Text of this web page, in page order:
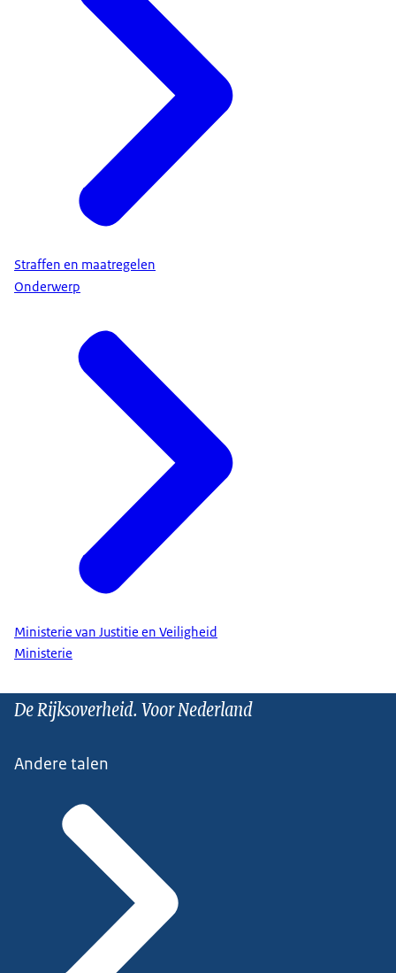
Straffen en maatregelen
Onderwerp
Ministerie van Justitie en Veiligheid
Ministerie
De Rijksoverheid. Voor Nederland
Andere talen